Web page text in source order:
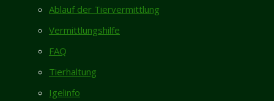
Ablauf der Tiervermittlung
Vermittlungshilfe
FAQ
Tierhaltung
Igelinfo
Bischofsmühle
Dammstraße,
Hildesheim,
Schildkröte
von einer
Pause, einer "neuen" Bullimaus...